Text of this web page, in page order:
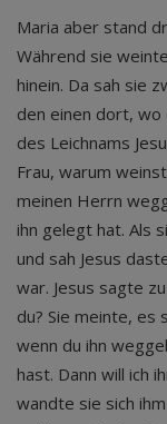
Maria aber stand
Während sie
hinein. Da sah sie
den einen dort,
des Leichnams
Frau, warum
meinen Herrn
ihn gelegt hat. Als
und sah Jesus
war. Jesus sagte
du? Sie meinte, es
wenn du ihn
hast. Dann will ich
wandte sie sich